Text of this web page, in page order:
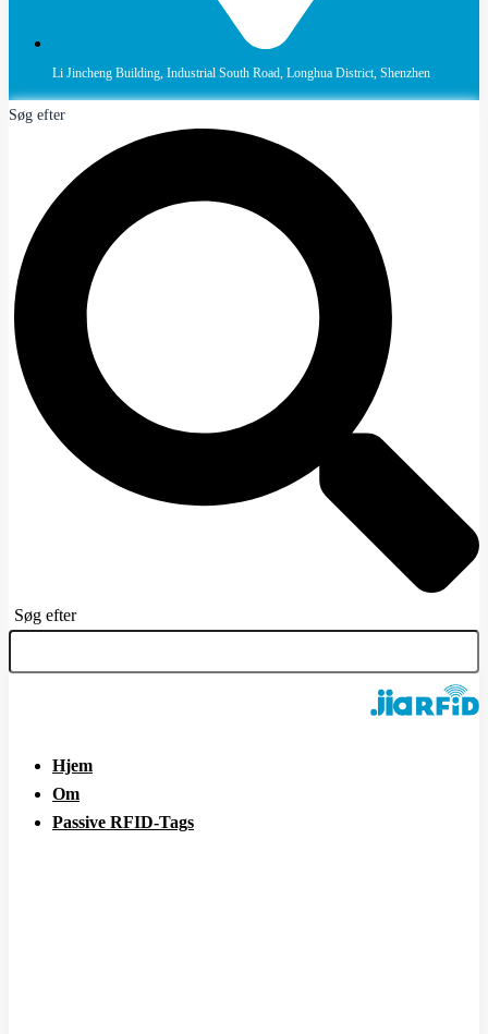
Li Jincheng Building, Industrial South Road, Longhua District, Shenzhen
Søg efter
Søg efter
Hjem
Om
Passive RFID-Tags